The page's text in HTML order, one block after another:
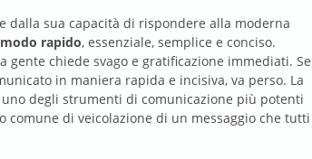
dalla sua capacità di rispondere alla moderna
rapido, essenziale, semplice e conciso.
gente chiede svago e gratificazione immediati. Se
in maniera rapida e incisiva, va perso. La
degli strumenti di comunicazione più potenti
di veicolazione di un messaggio che tutti